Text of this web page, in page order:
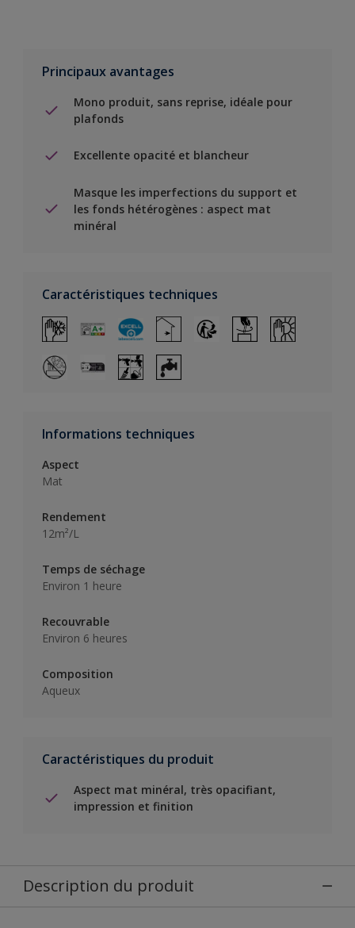
Principaux avantages
Mono produit, sans reprise, idéale pour
plafonds
Excellente opacité et blancheur
Masque les imperfections du support et
les fonds hétérogènes : aspect mat
minéral
Caractéristiques techniques
Informations techniques
Aspect
Mat
Rendement
12m²/L
Temps de séchage
Environ 1 heure
Recouvrable
Environ 6 heures
Composition
Aqueux
Caractéristiques du produit
Aspect mat minéral, très opacifiant,
impression et finition
Description du produit